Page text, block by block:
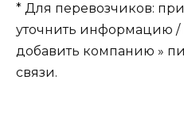
* Для перевозчиков:
уточнить информацию /
добавить компанию »
связи.